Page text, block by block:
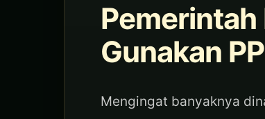
Pemerintah
Gunakan
Mengingat banyaknya